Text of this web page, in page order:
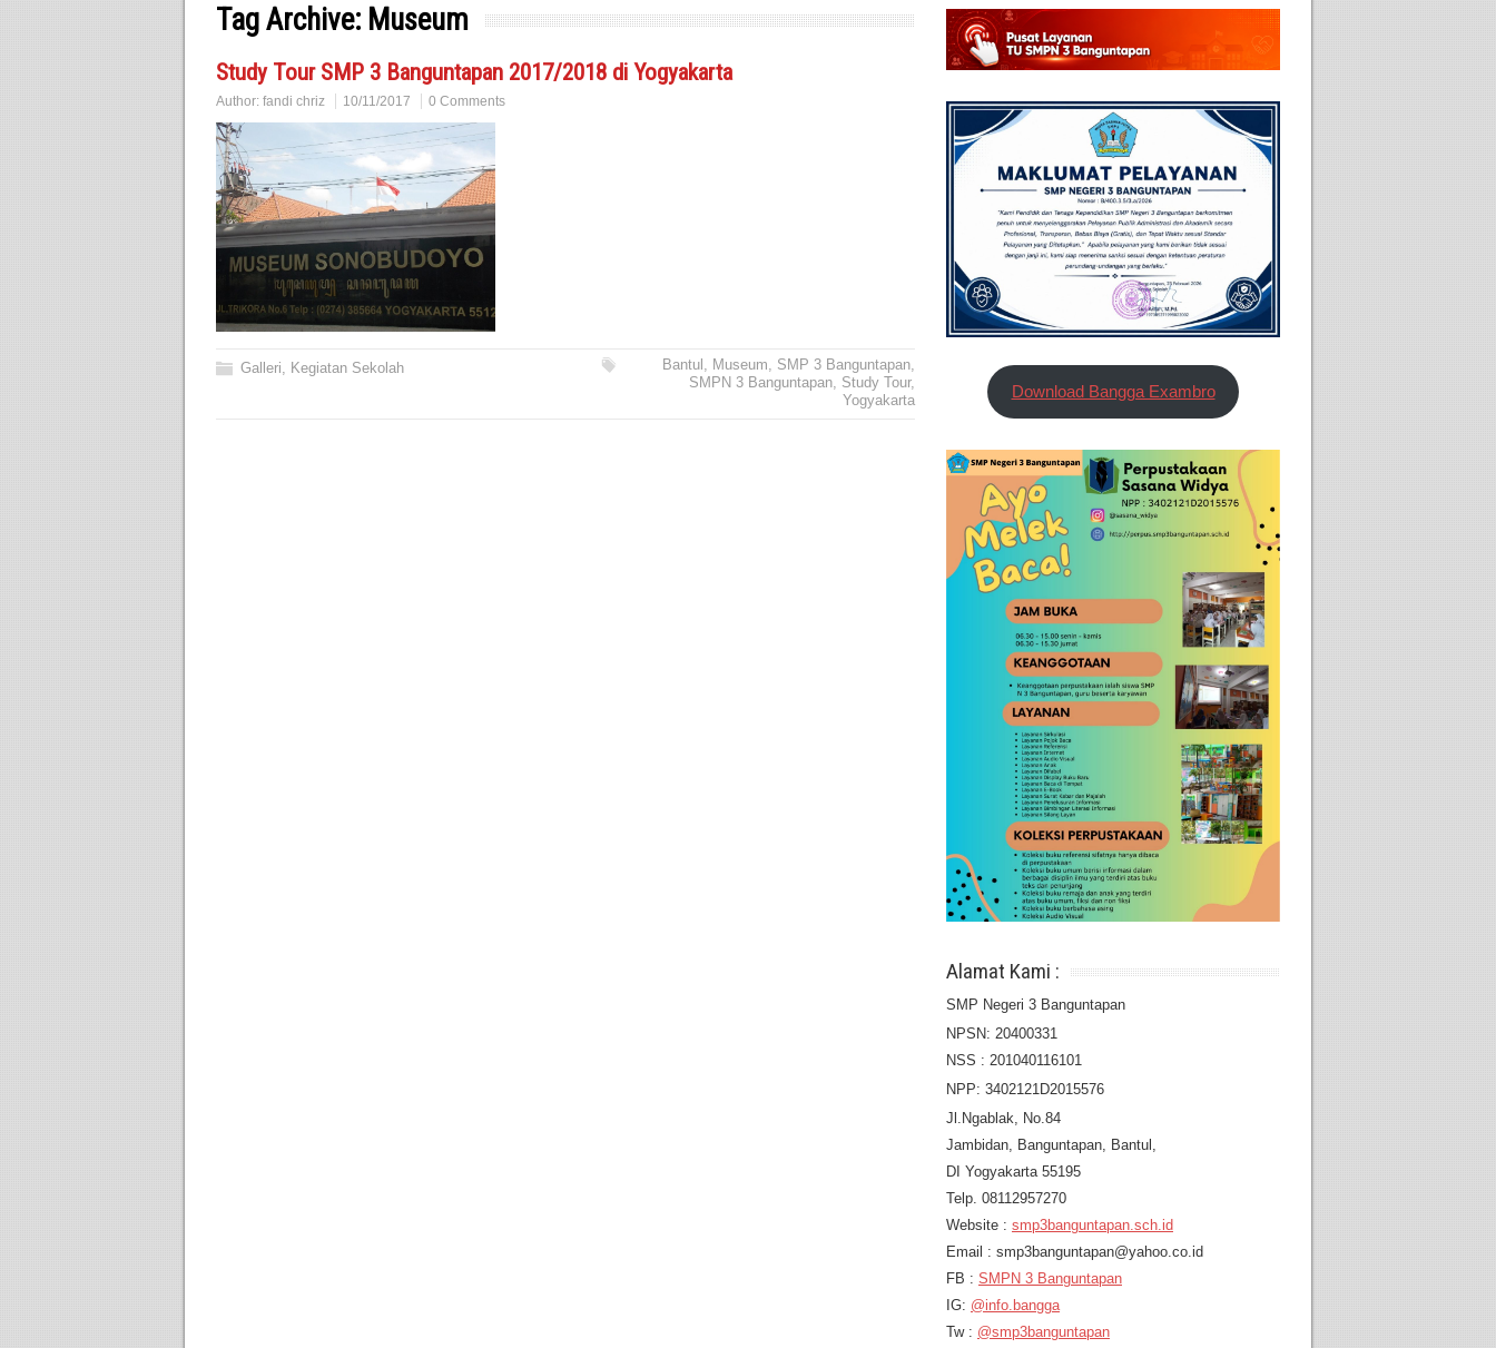
Tag Archive: Museum
Study Tour SMP 3 Banguntapan 2017/2018 di Yogyakarta
Author: fandi chriz 10/11/2017 0 Comments
Galleri, Kegiatan Sekolah Bantul , Museum, SMP 3 Banguntapan,
SMPN 3 Banguntapan, Study Tour,
Yogyakarta
Download Bangga Exambro
Alamat Kami :
SMP Negeri 3 Banguntapan
NPSN: 20400331
NSS : 201040116101
NPP: 3402121D2015576
Jl.Ngablak, No.84
Jambidan, Banguntapan, Bantul,
DI Yogyakarta 55195
Telp. 08112957270
Website : smp3banguntapan.sch.id
Email : smp3banguntapan@yahoo.co.id
FB : SMPN 3 Banguntapan
IG: @info.bangga
Tw : @smp3banguntapan